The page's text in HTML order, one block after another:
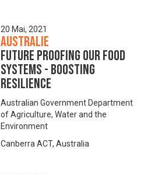
20 Mai, 2021
Australie
Future proofing our food
systems - boosting
resilience
Australian Government Department
of Agriculture, Water and the
Environment
Canberra ACT, Australia